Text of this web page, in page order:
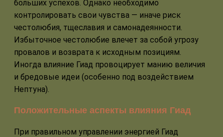
больших успехов. Однако необходимо
контролировать свои чувства — иначе риск
честолюбия, тщеславия и самонадеянности.
Избыточное честолюбие влечет за собой угрозу
провалов и возврата к исходным позициям.
Иногда влияние Гиад провоцирует манию величия
и бредовые идеи (особенно под воздействием
Нептуна).
Положительные аспекты влияния Гиад
При правильном управлении энергией Гиад